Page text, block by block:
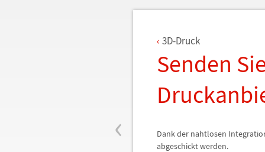
‹
3D-Druck
Senden
Dank der nahtlosen
abgeschickt werden.